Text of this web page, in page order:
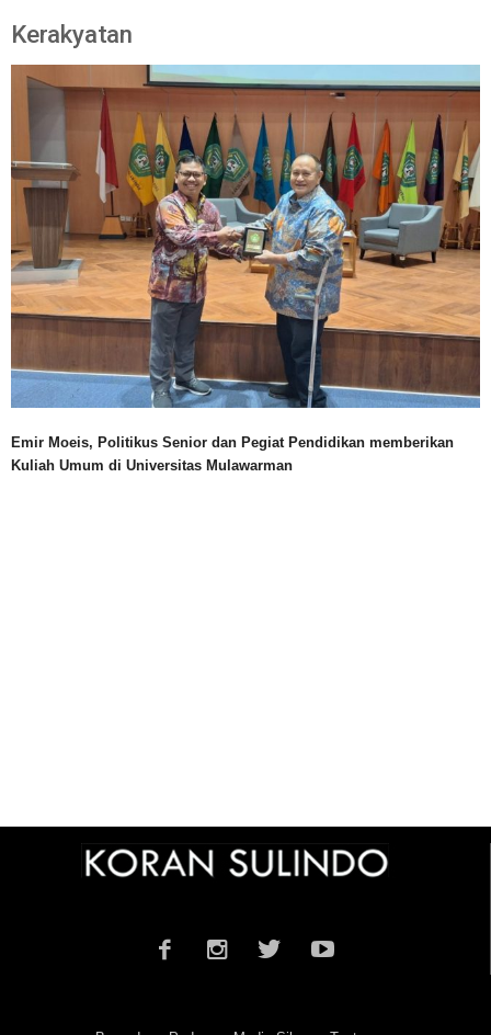
Kerakyatan
Emir Moeis, Politikus Senior dan Pegiat Pendidikan memberikan
Kuliah Umum di Universitas Mulawarman